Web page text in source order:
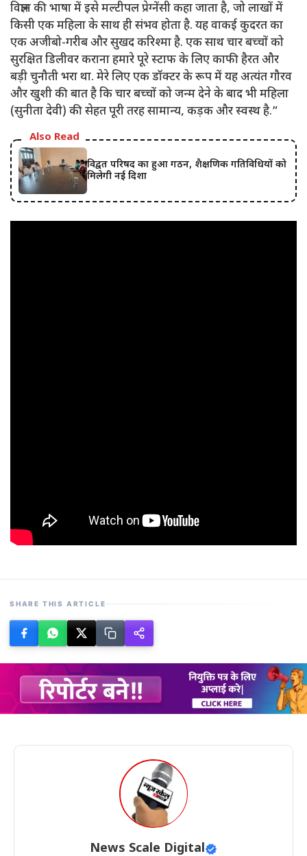
विज्ञान की भाषा में इसे मल्टीपल प्रेग्नेंसी कहा जाता है, जो लाखों में
किसी एक महिला के साथ ही संभव होता है. यह वाकई कुदरत का
एक अजीबो-गरीब और सुखद करिश्मा है. एक साथ चार बच्चों को
सुरक्षित डिलीवर कराना हमारे पूरे स्टाफ के लिए काफी हैरत और
बड़ी चुनौती भरा था. मेरे लिए एक डॉक्टर के रूप में यह अत्यंत गौरव
और खुशी की बात है कि चार बच्चों को जन्म देने के बाद भी महिला
(सुनीता देवी) की सेहत पूरी तरह सामान्य, कड़क और स्वस्थ है.”
Also Read
विद्वत परिषद का हुआ गठन, शैक्षणिक गतिविधियों को
मिलेगी नई दिशा
SHARE THIS ARTICLE
News Scale Digital